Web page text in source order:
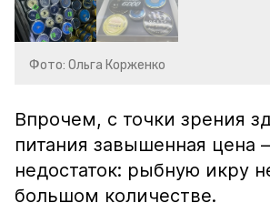
Фото: Ольга Корженко
Впрочем, с точки зрения
питания завышенная цена
недостаток: рыбную икру
большом количестве.